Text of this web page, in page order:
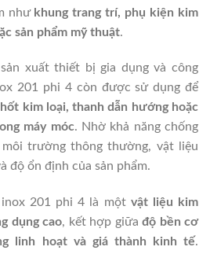
như khung trang trí, phụ kiện kim
sản phẩm mỹ thuật.
xuất thiết bị gia dụng và công
201 phi 4 còn được sử dụng để
kim loại, thanh dẫn hướng hoặc
máy móc. Nhờ khả năng chống
trường thông thường, vật liệu
độ ổn định của sản phẩm.
201 phi 4 là một vật liệu kim
dụng cao, kết hợp giữađộ bền cơ
linh hoạt và giá thành kinh tế.